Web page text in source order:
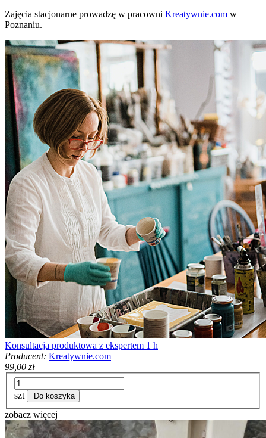
Zajęcia stacjonarne prowadzę w pracowni Kreatywnie.com w
Poznaniu.
Konsultacja produktowa z ekspertem 1 h
Producent: Kreatywnie.com
99,00 zł
szt Do koszyka
zobacz więcej